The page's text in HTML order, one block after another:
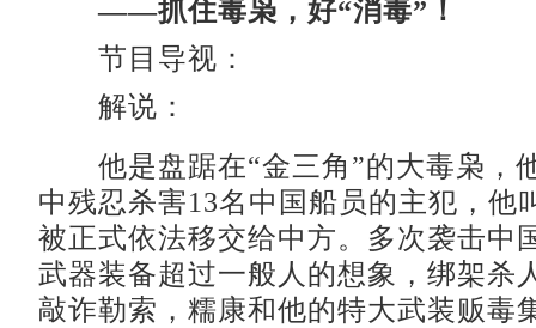
——抓住毒枭，好“消毒”！
节目导视：
解说：
他是盘踞在“金三角”的大毒枭，
中残忍杀害13名中国船员的主犯，他
被正式依法移交给中方。多次袭击中
武器装备超过一般人的想象，绑架杀
敲诈勒索，糯康和他的特大武装贩毒